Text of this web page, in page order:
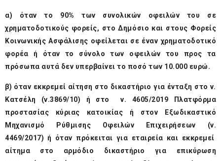
α) όταν το 90% των συνολικών οφειλών του σε
χρηματοδοτικούς φορείς, στο Δημόσιο και στους Φορείς
Κοινωνικής Ασφάλισης οφείλεται σε έναν χρηματοδοτικό
φορέα ή όταν το σύνολο των οφειλών του προς τα
πρόσωπα αυτά δεν υπερβαίνει το ποσό των 10.000 ευρώ.
β) όταν εκκρεμεί αίτηση στο δικαστήριο για ένταξη στο ν.
Κατσέλη (ν.3869/10) ή στο ν. 4605/2019 Πλατφόρμα
προστασίας κύριας κατοικίας ή στον Εξωδικαστικό
Μηχανισμό Ρύθμισης Οφειλών Επιχειρήσεων (ν.
4469/2017) ή όταν πρόκειται για εταιρεία και εκκρεμεί
αίτημα στο αρμόδιο δικαστήριο για επικύρωση